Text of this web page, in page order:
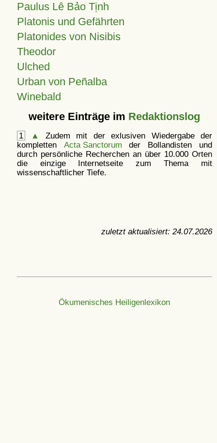
Paulus Lê Bảo Tịnh
Platonis und Gefährten
Platonides von Nisibis
Theodor
Ulched
Urban von Peñalba
Winebald
weitere Einträge im Redaktionslog
1 ▲
Zudem mit der exlusiven Wiedergabe der
kompletten Acta Sanctorum der Bollandisten und
durch persönliche Recherchen an über 10.000 Orten
die einzige Internetseite zum Thema mit
wissenschaftlicher Tiefe.
zuletzt aktualisiert: 24.07.2026
Ökumenisches Heiligenlexikon